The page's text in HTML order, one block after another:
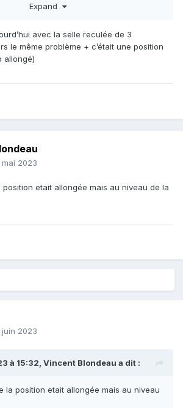
la selle de 3 cm et faire un nouveau
un poil bas.
Expand
avec la selle reculée de 3
le même problème + c’était une position
allongé)
2023
etait allongée mais au niveau de la
2023
à 15:32, Vincent Blondeau a dit :
la position etait allongée mais au niveau